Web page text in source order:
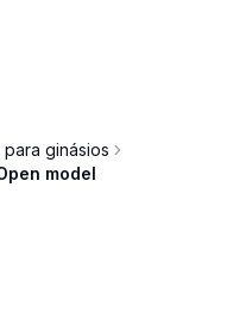
ginásios
model